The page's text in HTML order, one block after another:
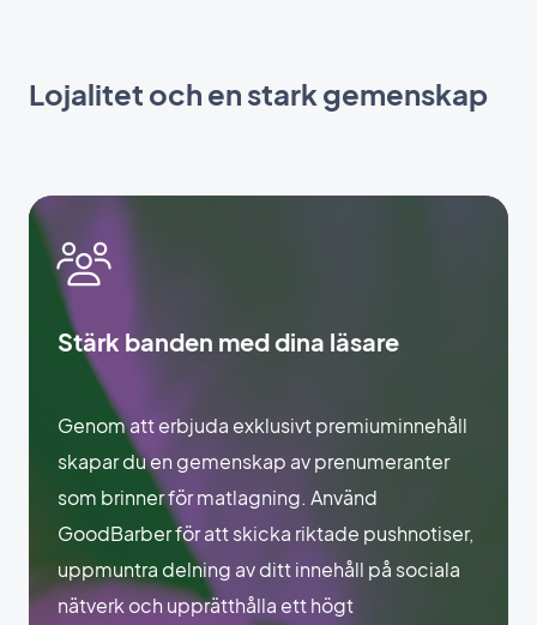
Lojalitet och en stark gemenskap
Stärk banden med dina läsare
Genom att erbjuda exklusivt premiuminnehåll
skapar du en gemenskap av prenumeranter
som brinner för matlagning. Använd
GoodBarber för att skicka riktade pushnotiser,
uppmuntra delning av ditt innehåll på sociala
nätverk och upprätthålla ett högt